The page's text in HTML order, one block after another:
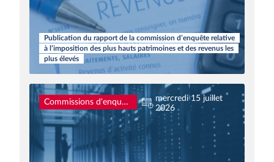
Publication du rapport de la commission d’enquête relative
à l’imposition des plus hauts patrimoines et des revenus les
plus élevés
Commissions d'enquête
mercredi 15 juillet
2026